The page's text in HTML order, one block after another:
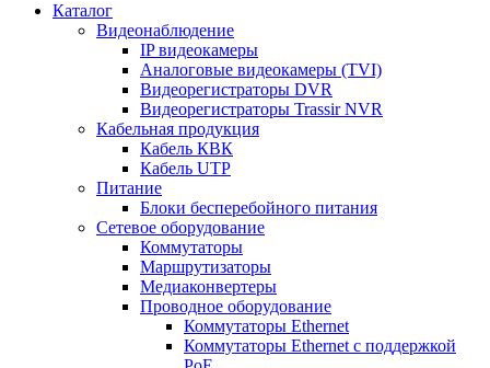
Каталог
Видеонаблюдение
IP видеокамеры
Aналоговые видеокамеры (TVI)
Видеорегистраторы DVR
Видеорегистраторы Trassir NVR
Кабельная продукция
Кабель КВК
Кабель UTP
Питание
Блоки бесперебойного питания
Сетевое оборудование
Коммутаторы
Маршрутизаторы
Медиаконвертеры
Проводное оборудование
Коммутаторы Ethernet
Коммутаторы Ethernet с поддержкой